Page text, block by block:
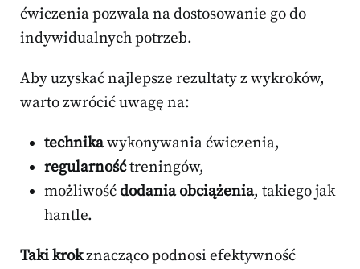
ćwiczenia pozwala na dostosowanie go do
indywidualnych potrzeb.
Aby uzyskać najlepsze rezultaty z wykroków,
warto zwrócić uwagę na:
technikawykonywania ćwiczenia,
regularnośćtreningów,
możliwośćdodania obciążenia, takiego jak
hantle.
Taki krokznacząco podnosi efektywność